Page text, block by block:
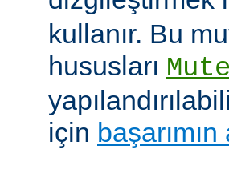
kullanır. Bu
hususları
için başarımın